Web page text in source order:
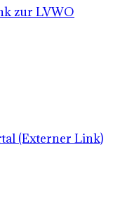
zur LVWO
(Externer Link)